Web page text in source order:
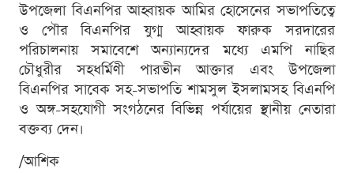
উপজেলা বিএনপির আহ্বায়ক আমির হোসেনের সভাপতিত্বে
ও পৌর বিএনপির যুগ্ম আহ্বায়ক ফারুক সরদারের
পরিচালনায় সমাবেশে অন্যান্যদের মধ্যে এমপি নাছির
চৌধুরীর সহধর্মিণী পারভীন আক্তার এবং উপজেলা
বিএনপির সাবেক সহ-সভাপতি শামসুল ইসলামসহ বিএনপি
ও অঙ্গ-সহযোগী সংগঠনের বিভিন্ন পর্যায়ের স্থানীয় নেতারা
বক্তব্য দেন।
/আশিক